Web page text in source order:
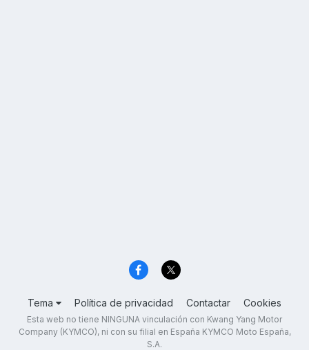
Tema Política de privacidad Contactar Cookies
Esta web no tiene NINGUNA vinculación con Kwang Yang Motor
Company (KYMCO), ni con su filial en España KYMCO Moto España,
S.A.